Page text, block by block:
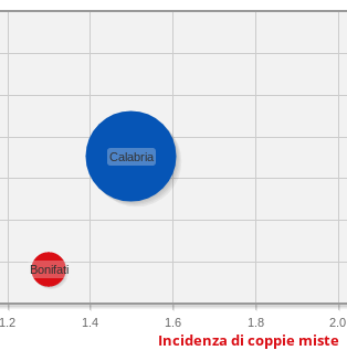
1.2 1.4 1.6 1.8 2.0
Calabria
Bonifati
Incidenza di coppie miste